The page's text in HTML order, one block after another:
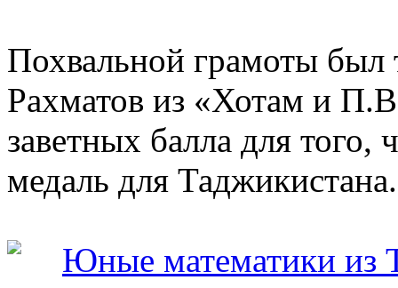
Похвальной грамоты был
Рахматов из «Хотам и
заветных балла для
медаль для Таджикистана.